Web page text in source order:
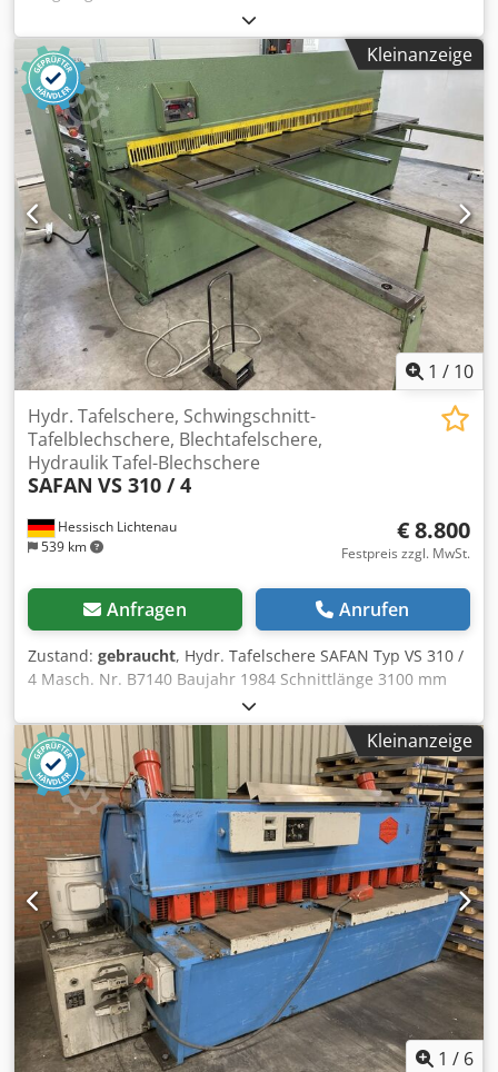
Oberwalze wird hydraulisch bewegt – Digitale Anzeige
Dcjdpfx Aolp Ryhoc Hek – Kann horizontal/vertikal
verwendet werden – Fußsteuerung – Not-Halt –
Dokumentation – 400V
Kleinanzeige
1 / 10
Hessisch Lichtenau
539 km
Hydr. Tafelschere, Schwingschnitt-
Tafelblechschere, Blechtafelschere,
Hydraulik Tafel-Blechschere
SAFAN VS 310 / 4
€ 8.800
Festpreis zzgl. MwSt.
Anfragen Anrufen
Zustand: gebraucht, Hydr. Tafelschere SAFAN Typ VS 310 /
4 Masch. Nr. B7140 Baujahr 1984 Schnittlänge 3100 mm
Schnittstärke 4 mm Hinteranschlag 900 mm, Genauigkeit
+/- 0,5 mm Winkelanschlag vorne links 2100 mm Hydraulik-
Tankinhalt ca. 120 Liter Antriebsleistung 7,5 kW
Netzanschluß 400 Volt, 50 Hz - motorischer Hinteranschlag
mit Positioniersteuerung und digitaler Positionsanzeige -
Einzelhub und Dauerhub mit einstellbarer Hubpause
Dcodpoumpq Nefx Ac Hjk - Schnittwinkelverstellung -
manuelle Schnittspaltverstellung - stufenlose
Schnittlängenverstellung - Schnittlinienbeleuchtung - 17
Hydraulische Blechniederhalter - Winkelanschlag links mit
Skala 2100 mm - 2 Stück Materialauflagearme 1600 mm - 2
Stück Materialauflagearme 615 mm - elektrischer
Fußschalter - fester Fingerschutz vor den Niederhaltern
Platzbedarf ohne Blechauflagen L x B x H 3850 x 2300 x
1680 mm Maschinentiefe mit Blechauflagen 3900 mm
Gewicht 5,7 ton. guter Zustand
Kleinanzeige
1 / 6